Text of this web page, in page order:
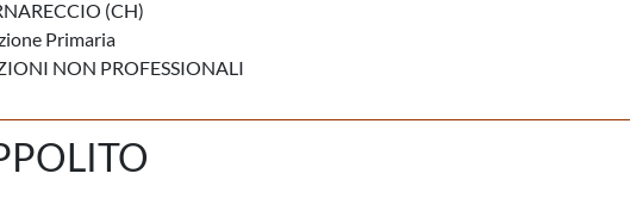
(CH)
Primaria
NON PROFESSIONALI